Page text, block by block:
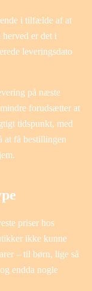
i tilfælde af at
er det i
leveringsdato
på næste
forudsætter at
tidspunkt, med
at få bestillingen
priser hos
ikke kunne
– til børn, lige så
endda nogle